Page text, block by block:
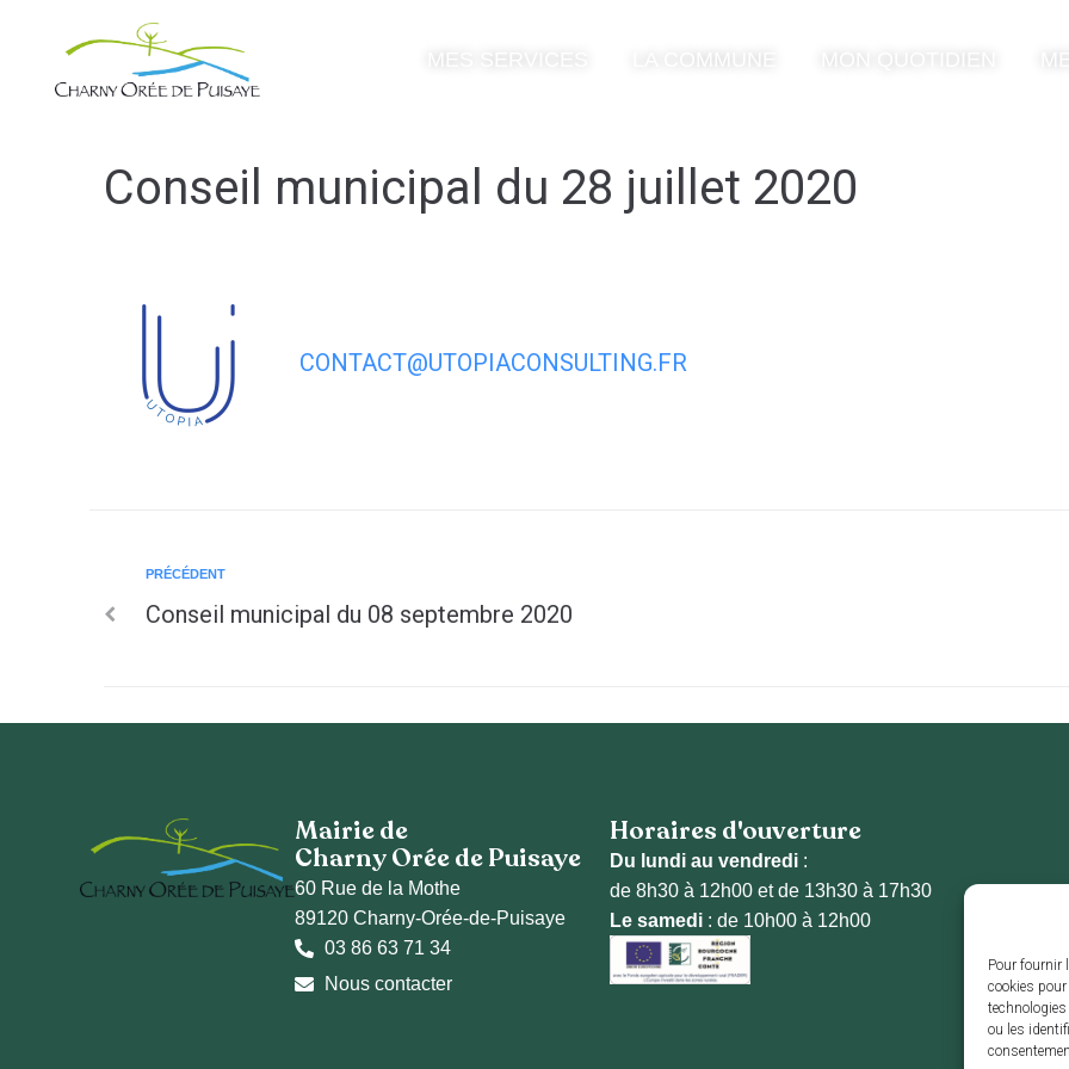
Pour fournir
cookies
ou les
Conseil municipal du 28 juillet 2020
CONTACT@UTOPIACONSULTING.FR
PRÉCÉDENT
Conseil municipal du 08 septembre 2020
Mairie de
Charny Orée de Puisaye
60 Rue de la Mothe
89120 Charny-Orée-de-Puisaye
03 86 63 71 34
Nous contacter
Horaires d'ouverture
Du lundi au vendredi :
de 8h30 à 12h00 et de 13h30 à 17h30
Le samedi: de 10h00 à 12h00